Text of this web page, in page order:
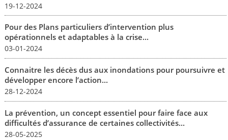
19-12-2024
Pour des Plans particuliers d’intervention plus
opérationnels et adaptables à la crise...
03-01-2024
Connaitre les décès dus aux inondations pour poursuivre et
développer encore l’action...
28-12-2024
La prévention, un concept essentiel pour faire face aux
difficultés d’assurance de certaines collectivités...
28-05-2025